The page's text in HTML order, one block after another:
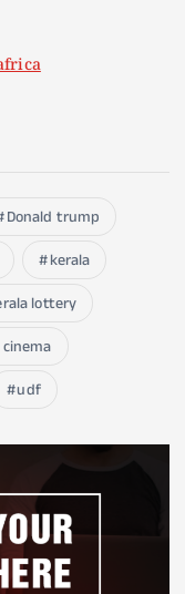
Donald trump
kerala
lottery
udf